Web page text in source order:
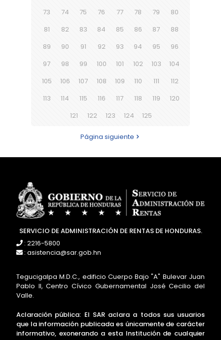
73
74 75 76 77 78 79
80
81
82 83 84 85 86 87
88
89
90 91 92 93 94 95
96
97
98 99 100 101 102 103
104
105
106 107 108 109 110 111
112
113
114 115 116 117 118 119
120
121
122 123 124 125
Página siguiente
SERVICIO DE ADMINISTRACIÓN DE RENTAS DE HONDURAS.
: 2216-5800
: asistencia@sar.gob.hn
Tegucigalpa M.D.C., edificio Cuerpo Bajo "A" Bulevar Juan
Pablo II, Centro Cívico Gubernamental José Cecilio del
Valle.
Aclaración pública: El SAR aclara a todos sus usuarios
que la información publicada es únicamente de carácter
informativo, exonerando a esta Institución de cualquier